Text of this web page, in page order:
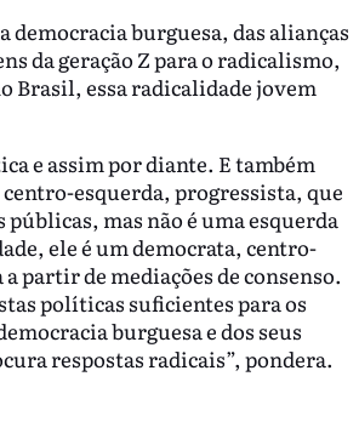
burguesa, das alianças
da geração Z para o radicalismo,
Brasil, essa radicalidade jovem
e assim por diante. E também
esquerda, progressista, que
mas não é uma esquerda
ele é um democrata, centro-
partir de mediações de consenso.
políticas suficientes para os
burguesa e dos seus
respostas radicais”, pondera.